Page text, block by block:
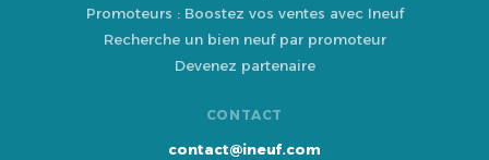
Promoteurs : Boostez vos ventes avec Ineuf
Recherche un bien neuf par promoteur
Devenez partenaire
CONTACT
contact@ineuf.com